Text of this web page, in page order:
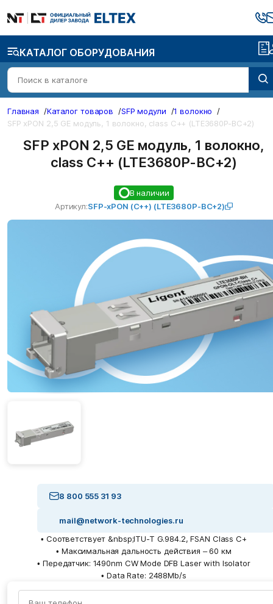
КАТАЛОГ ОБОРУДОВАНИЯ
Главная /Каталог товаров /SFP модули /1 волокно
/
SFP xPON 2,5 GE модуль, 1 волокно, class C++ (LTE3680P-BC+2)
SFP xPON 2,5 GE модуль, 1 волокно,
class C++ (LTE3680P-BC+2)
В наличии
Артикул:SFP-xPON (C++) (LTE3680P-BC+2)
8 800 555 31 93
mail@network-technologies.ru
• Соответствует &nbsp;ITU-T G.984.2, FSAN Class C+
• Максимальная дальность действия – 60 км
• Передатчик: 1490nm CW Mode DFB Laser with Isolator
• Data Rate: 2488Mb/s